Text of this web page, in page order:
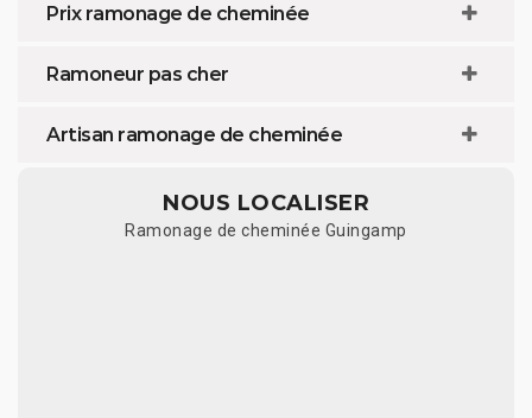
Prix ramonage de cheminée
Ramoneur pas cher
Artisan ramonage de cheminée
NOUS LOCALISER
Ramonage de cheminée Guingamp